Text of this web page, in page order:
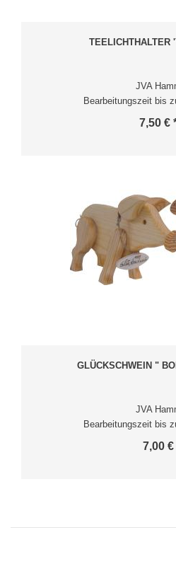
TEELICHTHALTER
JVA
Bearbeitungszeit bis
7,50 €
GLÜCKSCHWEIN "
JVA
Bearbeitungszeit bis
7,00 €